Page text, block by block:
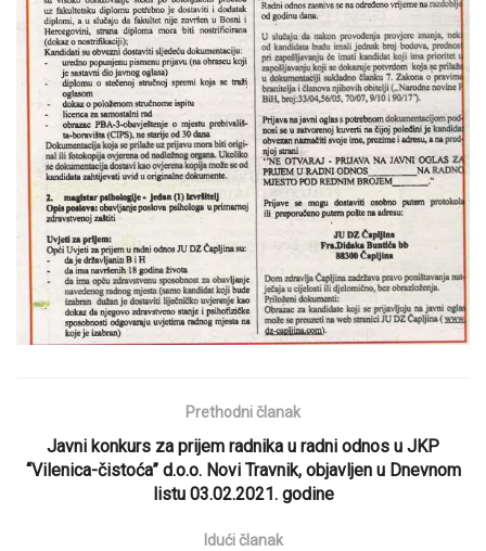
Prethodni članak
Javni konkurs za prijem radnika u radni odnos u JKP
“Vilenica-čistoća” d.o.o. Novi Travnik, objavljen u Dnevnom
listu 03.02.2021. godine
Idući članak